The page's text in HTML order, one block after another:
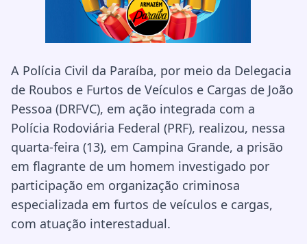
A Polícia Civil da Paraíba, por meio da Delegacia
de Roubos e Furtos de Veículos e Cargas de João
Pessoa (DRFVC), em ação integrada com a
Polícia Rodoviária Federal (PRF), realizou, nessa
quarta-feira (13), em Campina Grande, a prisão
em flagrante de um homem investigado por
participação em organização criminosa
especializada em furtos de veículos e cargas,
com atuação interestadual.